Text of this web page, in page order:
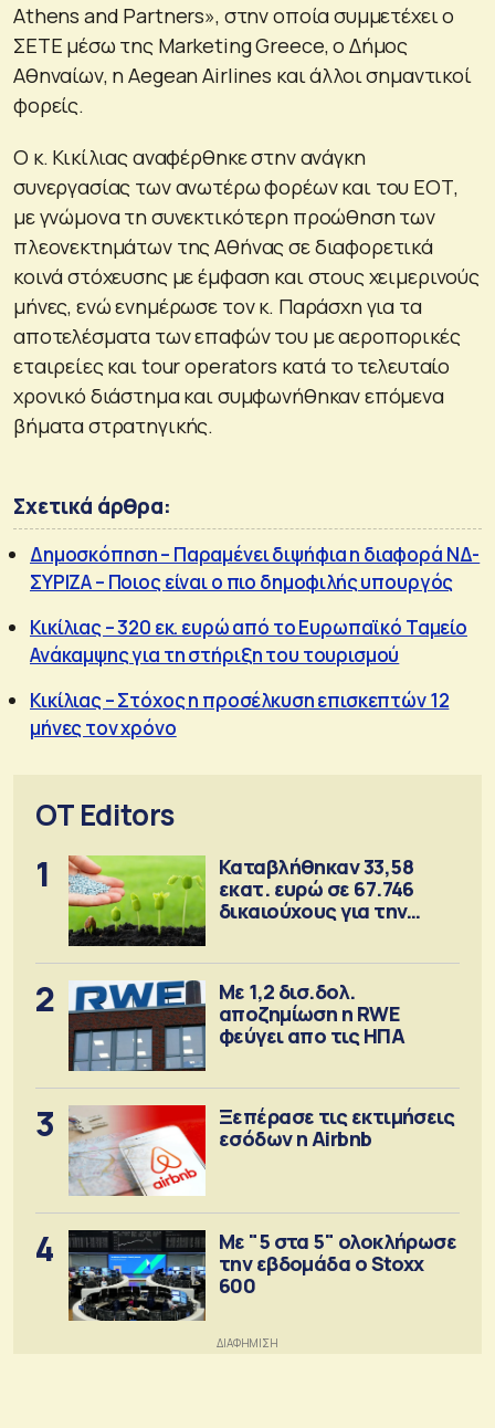
Athens and Partners», στην οποία συμμετέχει ο
ΣΕΤΕ μέσω της Marketing Greece, o Δήμος
Αθηναίων, η Aegean Airlines και άλλοι σημαντικοί
φορείς.
Ο κ. Κικίλιας αναφέρθηκε στην ανάγκη
συνεργασίας των ανωτέρω φορέων και του ΕΟΤ,
με γνώμονα τη συνεκτικότερη προώθηση των
πλεονεκτημάτων της Αθήνας σε διαφορετικά
κοινά στόχευσης με έμφαση και στους χειμερινούς
μήνες, ενώ ενημέρωσε τον κ. Παράσχη για τα
αποτελέσματα των επαφών του με αεροπορικές
εταιρείες και tour operators κατά το τελευταίο
χρονικό διάστημα και συμφωνήθηκαν επόμενα
βήματα στρατηγικής.
Σχετικά άρθρα:
Δημοσκόπηση – Παραμένει διψήφια η διαφορά ΝΔ-
ΣΥΡΙΖΑ – Ποιος είναι ο πιο δημοφιλής υπουργός
Κικίλιας – 320 εκ. ευρώ από το Ευρωπαϊκό Ταμείο
Ανάκαμψης για τη στήριξη του τουρισμού
Κικίλιας – Στόχος η προσέλκυση επισκεπτών 12
μήνες τον χρόνο
OT Editors
1
Καταβλήθηκαν 33,58
εκατ. ευρώ σε 67.746
δικαιούχους για την
2
Με 1,2 δισ.δολ.
αποζημίωση η RWE
φεύγει απο τις ΗΠΑ
3
Ξεπέρασε τις εκτιμήσεις
εσόδων η Airbnb
4
Με "5 στα 5" ολοκλήρωσε
την εβδομάδα ο Stoxx
600